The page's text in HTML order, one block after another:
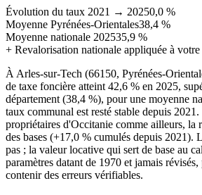
Évolution du taux 2021 → 20250,0 %
Moyenne Pyrénées-Orientales38,4 %
Moyenne nationale 202535,9 %
+ Revalorisation nationale appliquée à votre
À Arles-sur-Tech (66150, Pyrénées-
de taxe foncière atteint 42,6 % en 2025,
département (38,4 %), pour une moyenne
taux communal est resté stable depuis
propriétaires d'Occitanie comme ailleurs, la
des bases (+17,0 % cumulés depuis 2021).
pas ; la valeur locative qui sert de base au
paramètres datant de 1970 et jamais
contenir des erreurs vérifiables.